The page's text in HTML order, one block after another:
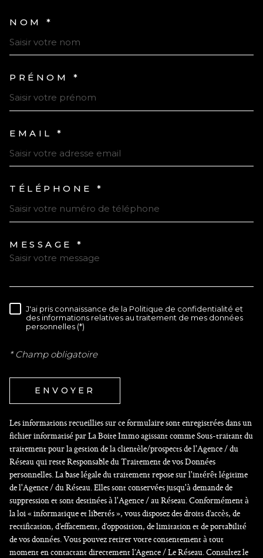
NOM *
PRÉNOM *
EMAIL *
TÉLÉPHONE *
MESSAGE *
RÈGLEMENTATION
J'ai pris connaissance de la Politique de confidentialité et
des informations relatives au traitement de mes données
personnelles (*)
* Champ obligatoire
ENVOYER
Les informations recueillies sur ce formulaire sont enregistrées dans un
fichier informatisé par La Boite Immo agissant comme Sous-traitant du
traitement pour la gestion de la clientèle/prospects de l'Agence / du
Réseau qui reste Responsable du Traitement de vos Données
personnelles. La base légale du traitement repose sur l'intérêt légitime
de l'Agence / du Réseau. Elles sont conservées jusqu'à demande de
suppression et sont destinées à l'Agence / au Réseau. Conformément à
la loi « informatique et libertés », vous disposez des droits d’accès, de
rectification, d’effacement, d’opposition, de limitation et de portabilité
de vos données. Vous pouvez retirer votre consentement à tout
moment en contactant directement l’Agence / Le Réseau. Consultez le